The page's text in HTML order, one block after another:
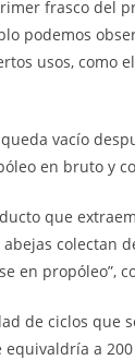
frasco del
podemos
usos, como
vacío
en bruto y
que
colectan
en propóleo”,
de ciclos que
a